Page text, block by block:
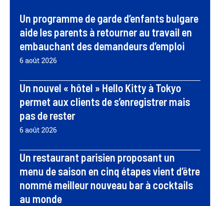
Un programme de garde d’enfants bulgare
aide les parents à retourner au travail en
embauchant des demandeurs d’emploi
6 août 2026
Un nouvel « hôtel » Hello Kitty à Tokyo
permet aux clients de s’enregistrer mais
pas de rester
6 août 2026
Un restaurant parisien proposant un
menu de saison en cinq étapes vient d’être
nommé meilleur nouveau bar à cocktails
au monde